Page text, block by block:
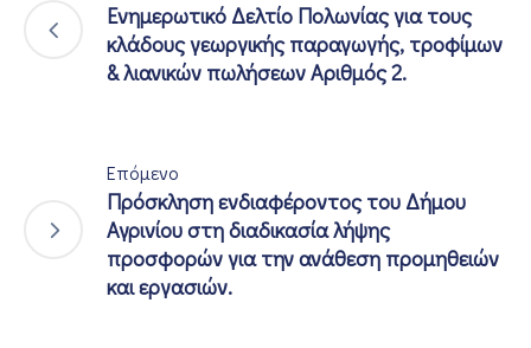
Ενημερωτικό Δελτίο Πολωνίας για τους
κλάδους γεωργικής παραγωγής, τροφίμων
& λιανικών πωλήσεων Αριθμός 2.
Επόμενο
Πρόσκληση ενδιαφέροντος του Δήμου
Αγρινίου στη διαδικασία λήψης
προσφορών για την ανάθεση προμηθειών
και εργασιών.